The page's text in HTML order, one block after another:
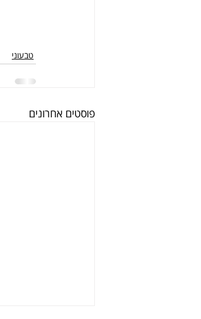
טבעוני
פוסטים אחרונים